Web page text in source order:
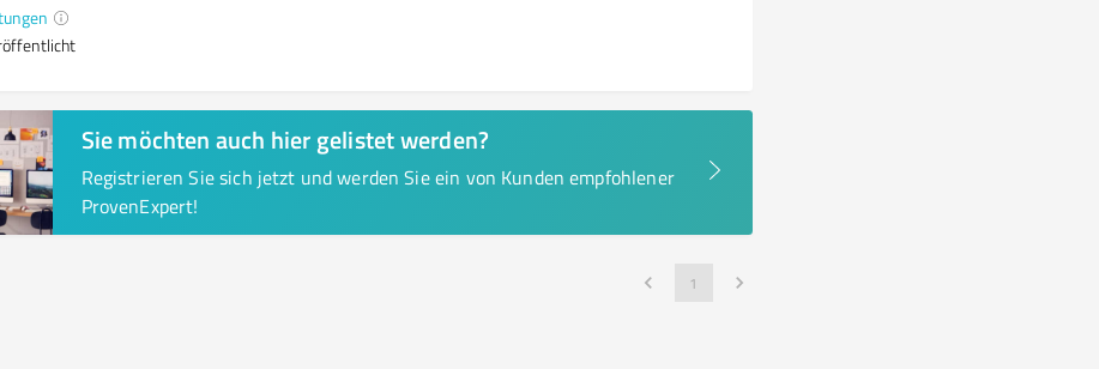
Sie möchten auch hier gelistet werden?
Registrieren Sie sich jetzt und werden Sie ein von Kunden empfohlener
ProvenExpert!
1